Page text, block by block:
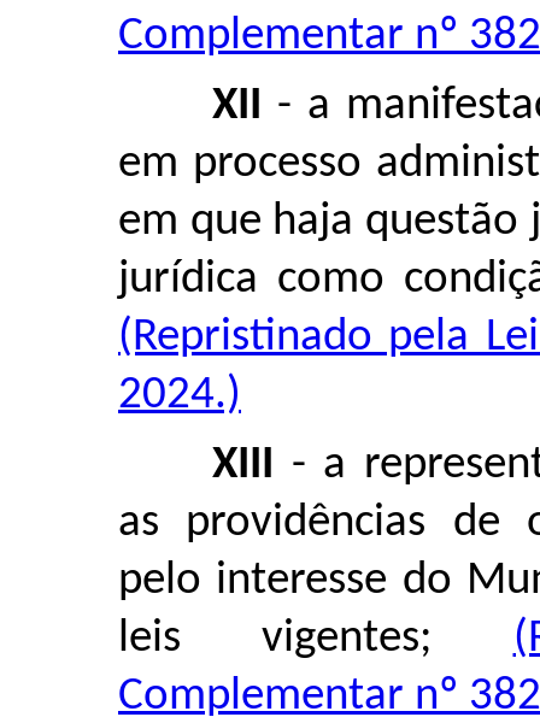
Complementar nº
XII - a
em processo
em que haja
jurídica como
(Repristinado pela
2024.)
XIII - a
as providências de
pelo interesse do
leis vigentes;
Complementar nº